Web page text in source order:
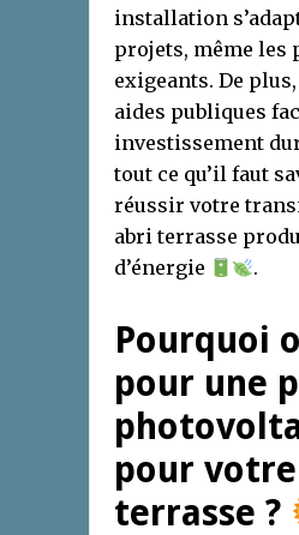
installation
projets, même les
exigeants. De
aides publiques
investissement
tout ce qu’il faut
réussir votre
abri terrasse
d’énergie
.
Pourquoi
pour une
pour votre
terrasse ?